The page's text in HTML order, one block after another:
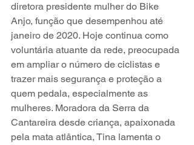
diretora presidente mulher do Bike
Anjo, função que desempenhou até
janeiro de 2020. Hoje continua como
voluntária atuante da rede, preocupada
em ampliar o número de ciclistas e
trazer mais segurança e proteção a
quem pedala, especialmente as
mulheres. Moradora da Serra da
Cantareira desde criança, apaixonada
pela mata atlântica, Tina lamenta o